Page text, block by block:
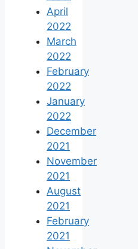
April
2022
March
2022
February
2022
January
2022
December
2021
November
2021
August
2021
February
2021